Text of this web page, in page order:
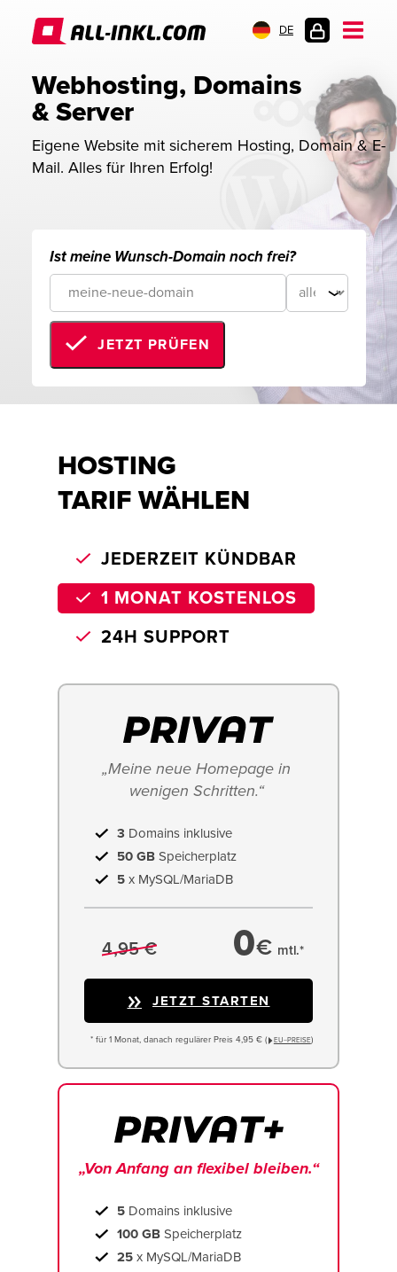
DE
Webhosting, Domains
& Server
Eigene Website mit sicherem Hosting, Domain & E-
Mail. Alles für Ihren Erfolg!
Ist meine Wunsch-Domain noch frei?
JETZT PRÜFEN
HOSTING
TARIF WÄHLEN
JEDERZEIT KÜNDBAR
1 MONAT KOSTENLOS
24H SUPPORT
„Meine neue Homepage in
wenigen Schritten.“
3 Domains inklusive
50 GB Speicherplatz
5 x MySQL/MariaDB
4,95 € 0€ mtl.*
JETZT STARTEN
* für 1 Monat, danach regulärer Preis 4,95 € ( EU−PREISE)
„Von Anfang an flexibel bleiben.“
5 Domains inklusive
100 GB Speicherplatz
25 x MySQL/MariaDB